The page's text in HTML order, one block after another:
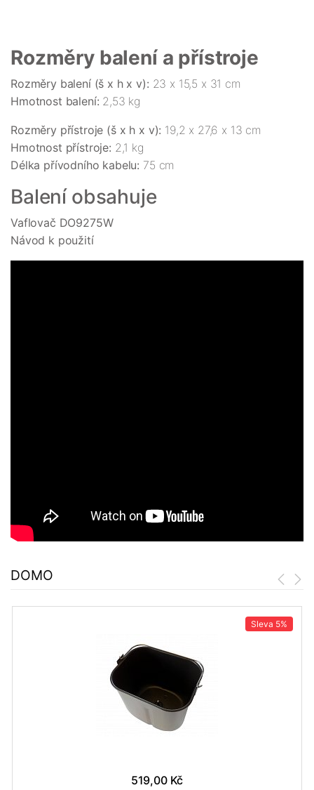
Rozměry balení a přístroje
Rozměry balení (š x h x v): 23 x 15,5 x 31 cm
Hmotnost balení: 2,53 kg
Rozměry přístroje (š x h x v): 19,2 x 27,6 x 13 cm
Hmotnost přístroje: 2,1 kg
Délka přívodního kabelu: 75 cm
Balení obsahuje
Vaflovač DO9275W
Návod k použití
DOMO
Sleva 5%
519,00 Kč